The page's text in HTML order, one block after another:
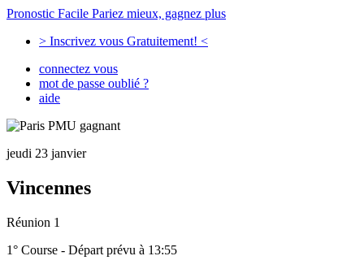
Pronostic Facile Pariez mieux, gagnez plus
> Inscrivez vous Gratuitement! <
connectez vous
mot de passe oublié ?
aide
jeudi 23 janvier
Vincennes
Réunion 1
1° Course - Départ prévu à 13:55